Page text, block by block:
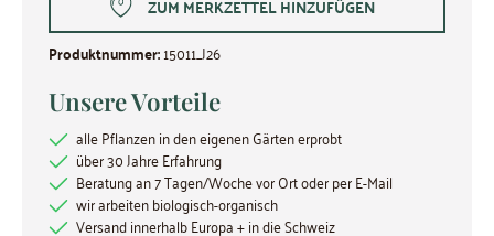
ZUM MERKZETTEL HINZUFÜGEN
Produktnummer:15011_J26
Unsere Vorteile
alle Pflanzen in den eigenen Gärten erprobt
über 30 Jahre Erfahrung
Beratung an 7 Tagen/Woche vor Ort oder per E-Mail
wir arbeiten biologisch-organisch
Versand innerhalb Europa + in die Schweiz